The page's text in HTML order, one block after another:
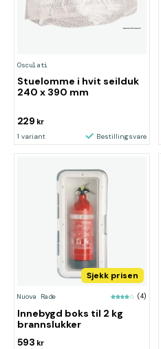
Osculati
Stuelomme i hvit seilduk
240 x 390 mm
229 kr
1 variant Bestillingsvare
Sjekk prisen
Nuova Rade (4)
Innebygd boks til 2 kg
brannslukker
593 kr